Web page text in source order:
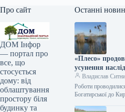
Про сайт
ДОМ Інфор
— портал про
все, що
стосується
дому: від
облаштування
простору біля
будинку та
Останні
«Плесо»
усунення
забруднення
Кирилівського
Сирець |
Владислав
Роботи
Богатирської до
забруднення.